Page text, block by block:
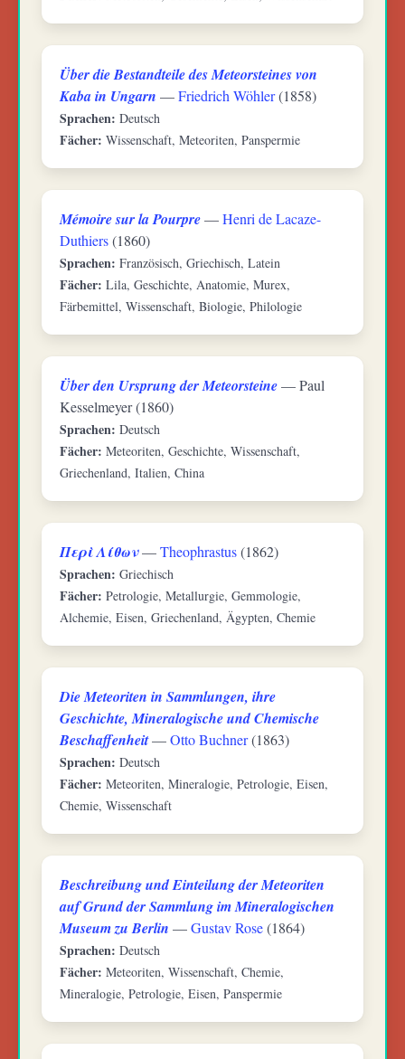
Über die Bestandteile des Meteorsteines von
Kaba in Ungarn —Friedrich Wöhler(1858)
Sprachen: Deutsch
Fächer: Wissenschaft, Meteoriten, Panspermie
Mémoire sur la Pourpre—Henri de Lacaze-
Duthiers(1860)
Sprachen: Französisch, Griechisch, Latein
Fächer: Lila, Geschichte, Anatomie, Murex,
Färbemittel, Wissenschaft, Biologie, Philologie
Über den Ursprung der Meteorsteine— Paul
Kesselmeyer (1860)
Sprachen: Deutsch
Fächer: Meteoriten, Geschichte, Wissenschaft,
Griechenland, Italien, China
Περὶ Λίθων—Theophrastus(1862)
Sprachen: Griechisch
Fächer: Petrologie, Metallurgie, Gemmologie,
Alchemie, Eisen, Griechenland, Ägypten, Chemie
Die Meteoriten in Sammlungen, ihre
Geschichte, Mineralogische und Chemische
Beschaffenheit—Otto Buchner(1863)
Sprachen: Deutsch
Fächer: Meteoriten, Mineralogie, Petrologie, Eisen,
Chemie, Wissenschaft
Beschreibung und Einteilung der Meteoriten
auf Grund der Sammlung im Mineralogischen
Museum zu Berlin —Gustav Rose(1864)
Sprachen: Deutsch
Fächer: Meteoriten, Wissenschaft, Chemie,
Mineralogie, Petrologie, Eisen, Panspermie